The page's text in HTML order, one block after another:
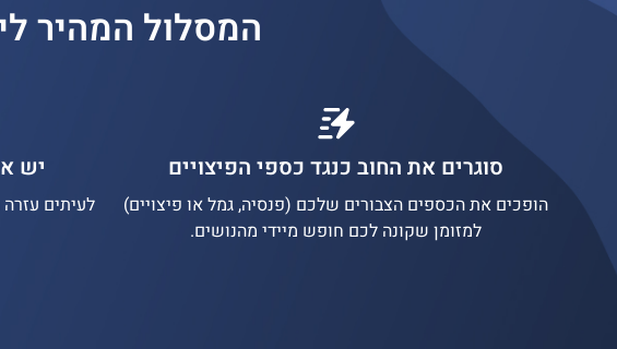
המסלול המהיר
סוגרים את החוב כנגד כספי הפיצויים
הופכים את הכספים הצבורים שלכם (פנסיה, גמל או פיצויים)
למזומן שקונה לכם חופש מיידי מהנושים.
יש
לעיתים